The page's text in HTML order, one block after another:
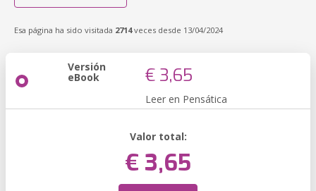
Esa página ha sido visitada 2714veces desde 13/04/2024
Versión
eBook € 3,65
Leer en Pensática
Valor total:
€ 3,65